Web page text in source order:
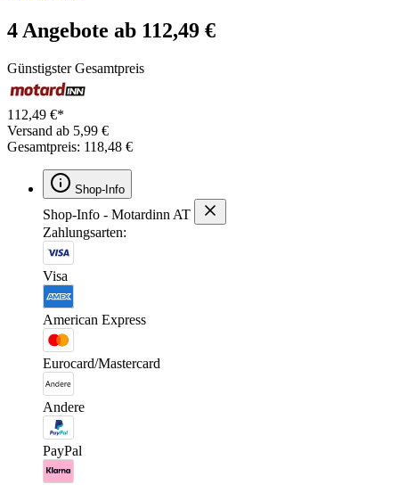
4 Angebote ab 112,49 €
Günstigster Gesamtpreis
112,49 €*
Versand ab 5,99 €
Gesamtpreis: 118,48 €
Shop-Info
Shop-Info - Motardinn AT
Zahlungsarten:
Visa
American Express
Eurocard/Mastercard
Andere
PayPal